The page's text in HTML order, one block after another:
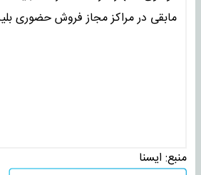
مابقی در مراکز مجاز فروش حضوری
منبع: ايسنا